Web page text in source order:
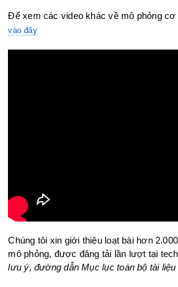
Để xem các video khác về mô phỏng
vào đây
Chúng tôi xin giới thiệu loạt bài hơn 2.000 cơ cấu cơ khí đã
mô phỏng, được đăng tải lần lượt tại
lưu ý, đường dẫn Mục lục toàn bộ tài